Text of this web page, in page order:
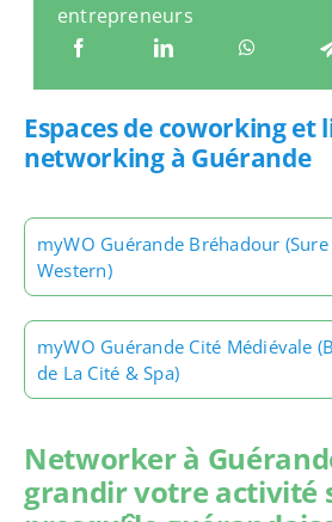
entrepreneurs
Espaces de coworking et
networking à Guérande
myWO Guérande Bréhadour
Western)
myWO Guérande Cité Médiévale
de La Cité & Spa)
Networker à
grandir votre activité